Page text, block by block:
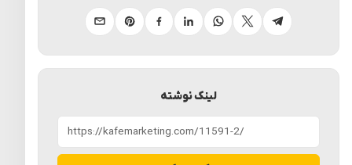
لینک نوشته
تلگرام ایکسواتساپلینکدینفیسبوکپینترستایمیل